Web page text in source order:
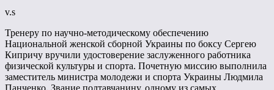
v.s
Тренеру по научно-методическому обеспечению
Национальной женской сборной Украины по боксу Сергею
Кипричу вручили удостоверение заслуженного работника
физической культуры и спорта. Почетную миссию выполнила
заместитель министра молодежи и спорта Украины Людмила